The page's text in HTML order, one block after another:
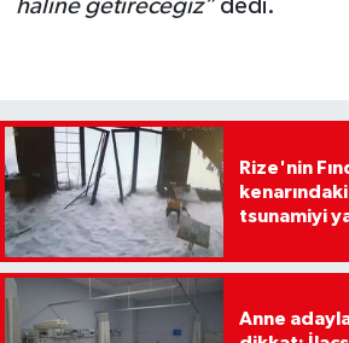
haline getireceğiz”dedi.
Rize'nin
tsunamiyi
Anne